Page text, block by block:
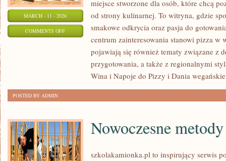
MARCH - 11 - 2026
COMMENTS OFFON
miejsce stworzone dla osób, które chcą
od strony kulinarnej. To witryna, gdzie
smakowe odkrycia oraz pasja do
centrum zainteresowania stanowi pizza w
pojawiają się również tematy związane z
przygotowania, a także z regionalnymi
Wina i Napoje do Pizzy i Dania
POSTED BY ADMIN
Nowoczesne
szkolakamionka.pl to inspirujący serwis